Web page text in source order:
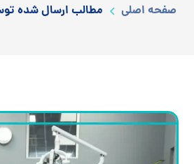
صفحه اصلی مطالب ارسال شده